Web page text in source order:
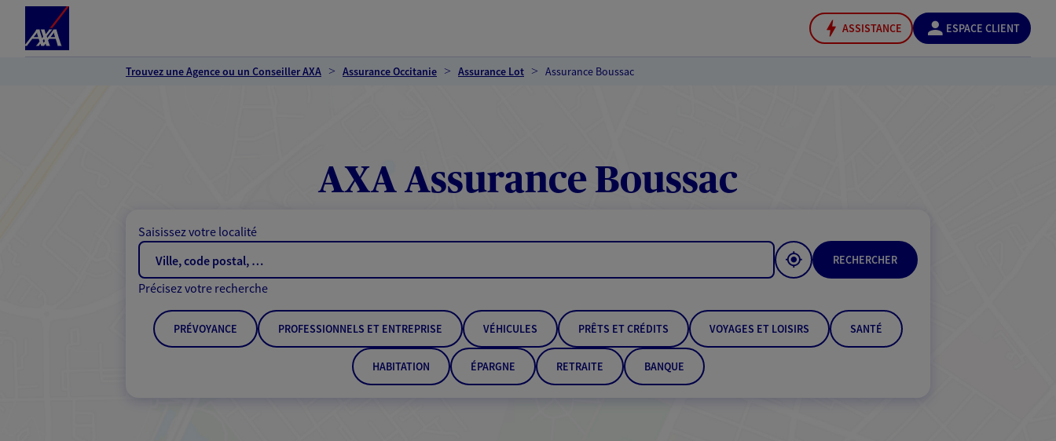
ASSISTANCE ESPACE CLIENT
Trouvez une Agence ou un Conseiller AXA Assurance Occitanie Assurance Lot Assurance Boussac
AXA Assurance Boussac
Saisissez votre localité
RECHERCHER
Précisez votre recherche
PRÉVOYANCE PROFESSIONNELS ET ENTREPRISE VÉHICULES PRÊTS ET CRÉDITS VOYAGES ET LOISIRS SANTÉ
HABITATION ÉPARGNE RETRAITE BANQUE